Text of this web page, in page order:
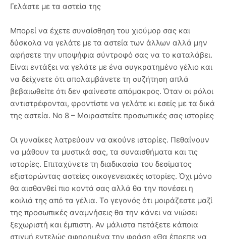
Γελάστε με τα αστεία της
Μπορεί να έχετε συναίσθηση του χιούμορ σας και
δύσκολα να γελάτε με τα αστεία των άλλων αλλά μην
αφήσετε την υποψήφια σύντροφό σας να το καταλάβει.
Είναι εντάξει να γελάτε με ένα συγκρατημένο γέλιο και
να δείχνετε ότι απολαμβάνετε τη συζήτηση απλά
βεβαιωθείτε ότι δεν φαίνεστε απόμακρος. Όταν οι ρόλοι
αντιστρέφονται, φροντίστε να γελάτε κι εσείς με τα δικά
της αστεία. Νο 8 – Μοιραστείτε προσωπικές σας ιστορίες
Οι γυναίκες λατρεύουν να ακούνε ιστορίες. Πεθαίνουν
να μάθουν τα μυστικά σας, τα συναισθήματα και τις
ιστορίες. Επιταχύνετε τη διαδικασία του δεσίματος
εξιστορώντας αστείες οικογενειακές ιστορίες. Όχι μόνο
θα αισθανθεί πιο κοντά σας αλλά θα την πονέσει η
κοιλιά της από τα γέλια. Το γεγονός ότι μοιράζεστε μαζί
της προσωπικές αναμνήσεις θα την κάνει να νιώσει
ξεχωριστή και έμπιστη. Αν μάλιστα πετάξετε κάποια
στιγμή εντελώς αφηρημένα την φράση «Θα έπρεπε να